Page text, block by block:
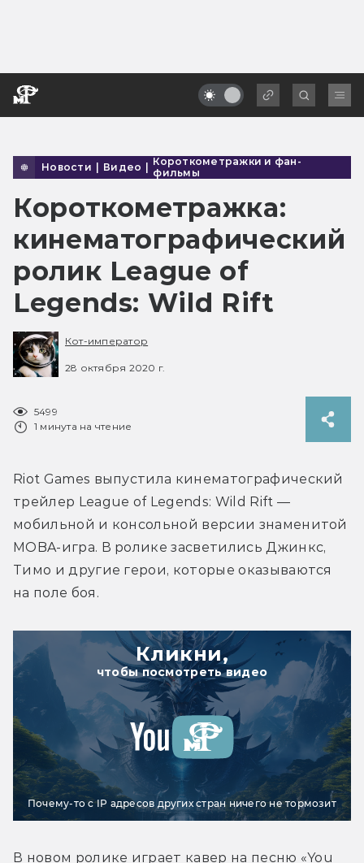
Новости | Видео | Короткометражки и фан-
фильмы
Короткометражка:
кинематографический
ролик League of
Legends: Wild Rift
Кот-император
28 октября 2020 г.
5499
1 минута на чтение
Riot Games выпустила кинематографический
трейлер League of Legends: Wild Rift —
мобильной и консольной версии знаменитой
MOBA-игра. В ролике засветились Джинкс,
Тимо и другие герои, которые оказываются
на поле боя.
Кликни,
чтобы посмотреть видео
Почему-то с IP адресов других стран ничего не тормозит
В новом ролике играет кавер на песню «You